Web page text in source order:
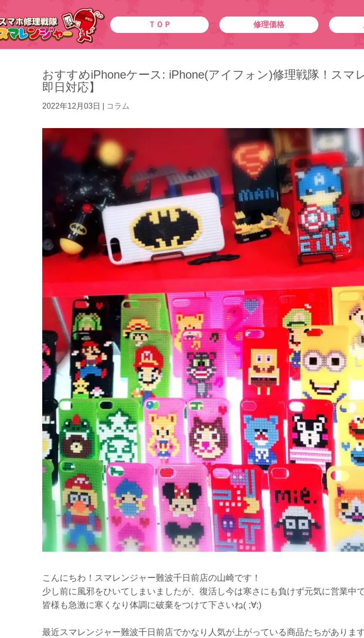
ＴＯＰ 修理価格
おすすめiPhoneケース: iPhone(アイフォン)修理戦隊！スマ
即日対応】
2022年12月03日 コラム
こんにちわ！スマレンジャー難波千日前店の山崎です！
少し前に風邪をひいてしまいましたが、復活し今は寒さにも負けず元気に営業中で
皆様も急激に寒くなり体調に破棄をつけて下さいね( ;∀;)
最近スマレンジャー難波千日前店でかなり人気が上がっている商品たちがありま